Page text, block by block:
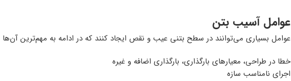
عوامل آسیب بتن
عوامل بسیاری‌ می‌توانند در سطح بتنی عیب و نقص ایجاد کنند که در ادامه به مهم‌ترین آن‌ها
خطا در طراحی، معیارهای بارگذاری، بارگذاری اضافه و غیره
اجرای نامناسب سازه